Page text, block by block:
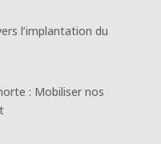
l’implantation du
: Mobiliser nos